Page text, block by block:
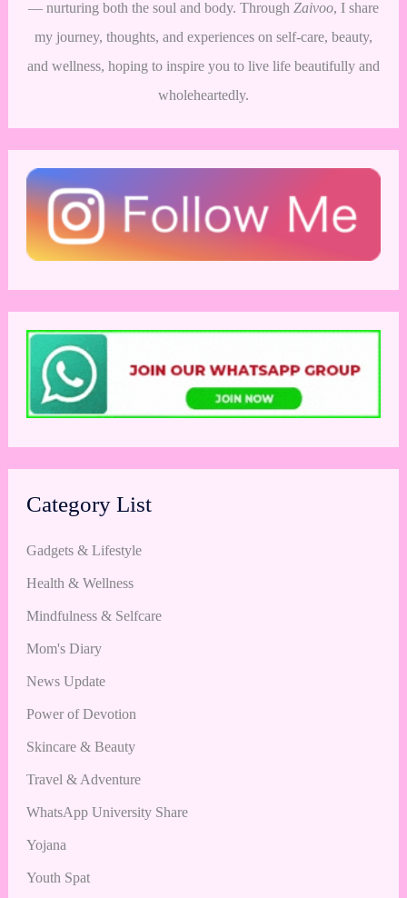
— nurturing both the soul and body. Through Zaivoo, I share
my journey, thoughts, and experiences on self-care, beauty,
and wellness, hoping to inspire you to live life beautifully and
wholeheartedly.
Category List
Gadgets & Lifestyle
Health & Wellness
Mindfulness & Selfcare
Mom's Diary
News Update
Power of Devotion
Skincare & Beauty
Travel & Adventure
WhatsApp University Share
Yojana
Youth Spat